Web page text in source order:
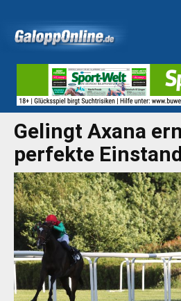
Gelingt Axana
perfekte